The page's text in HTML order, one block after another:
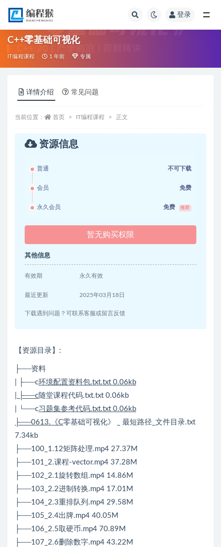
登录
C++零基础可视化
IT编程课程 1 年前 专属
详情介绍 常见问题
当前位置： 首页 IT编程课程 正文
资源信息
普通 不可下载
会员 免费
永久会员 免费 推荐
暂无购买权限
其他信息
有效期 永久有效
最近更新 2025年03月18日
下载遇到问题？可联系客服或留言反馈
【资源目录】:
├──资料
| ├──c环境配置资料包.txt.txt 0.06kb
| ├──c随堂课程代码.txt.txt 0.06kb
| └──c习题集参考代码.txt.txt 0.06kb
├──0613.《C零基础可视化》 _ 最短路径_文件目录.txt
7.34kb
├──100_1.12矩阵处理.mp4 27.37M
├──101_2.课程-vector.mp4 37.28M
├──102_2.1旋转数组.mp4 14.86M
├──103_2.2进制转换.mp4 17.01M
├──104_2.3重排队列.mp4 29.58M
├──105_2.4出牌.mp4 40.05M
├──106_2.5取硬币.mp4 70.89M
├──107_2.6删除数字.mp4 43.22M